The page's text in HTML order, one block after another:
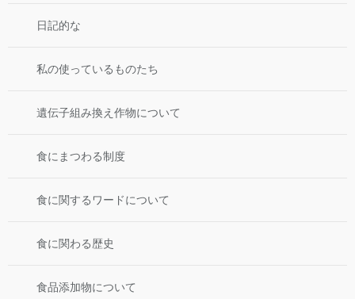
日記的な
私の使っているものたち
遺伝子組み換え作物について
食にまつわる制度
食に関するワードについて
食に関わる歴史
食品添加物について